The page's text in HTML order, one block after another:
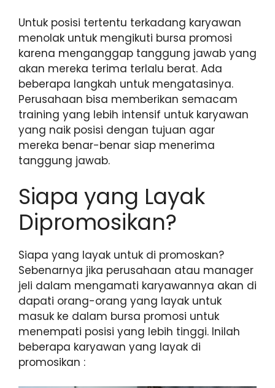
Untuk posisi tertentu terkadang karyawan
menolak untuk mengikuti bursa promosi
karena menganggap tanggung jawab yang
akan mereka terima terlalu berat. Ada
beberapa langkah untuk mengatasinya.
Perusahaan bisa memberikan semacam
training yang lebih intensif untuk karyawan
yang naik posisi dengan tujuan agar
mereka benar-benar siap menerima
tanggung jawab.
Siapa yang Layak
Dipromosikan?
Siapa yang layak untuk di promoskan?
Sebenarnya jika perusahaan atau manager
jeli dalam mengamati karyawannya akan di
dapati orang-orang yang layak untuk
masuk ke dalam bursa promosi untuk
menempati posisi yang lebih tinggi. Inilah
beberapa karyawan yang layak di
promosikan :